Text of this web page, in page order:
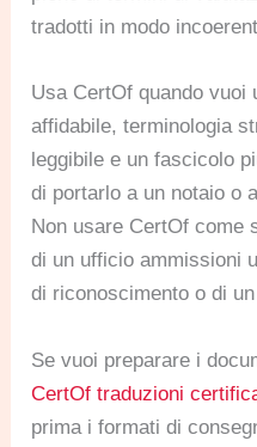
tradotti in modo
Usa CertOf quando vuoi
affidabile, terminologia
leggibile e un fascicolo
di portarlo a un notaio o
Non usare CertOf come
di un ufficio ammissioni
di riconoscimento o di
Se vuoi preparare i
CertOf traduzioni
prima i formati di